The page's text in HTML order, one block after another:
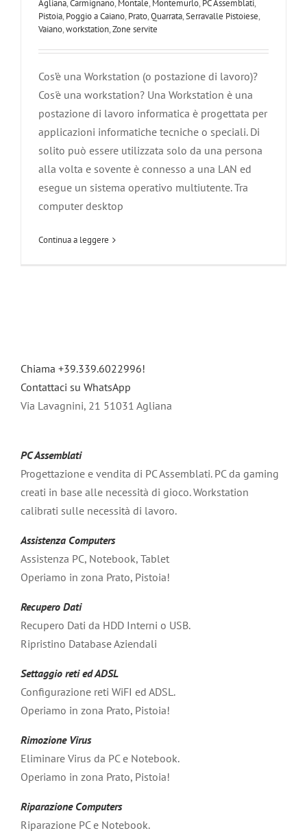
Agliana,Carmignano, Montale, Montemurlo, PC Assemblati,
Pistoia, Poggio a Caiano, Prato,Quarrata,Serravalle Pistoiese,
Vaiano,workstation,Zone servite
Cos’è una Workstation (o postazione di lavoro)?
Cos'è una workstation? Una Workstation è una
postazione di lavoro informatica è progettata per
applicazioni informatiche tecniche o speciali. Di
solito può essere utilizzata solo da una persona
alla volta e sovente è connesso a una LAN ed
esegue un sistema operativo multiutente. Tra
computer desktop
Continua a leggere
Chiama +39.339.6022996!
Contattaci su WhatsApp
Via Lavagnini, 21 51031 Agliana
PC Assemblati
Progettazione e vendita di PC Assemblati. PC da gaming
creati in base alle necessità di gioco. Workstation
calibrati sulle necessità di lavoro.
Assistenza Computers
Assistenza PC, Notebook, Tablet
Operiamo in zona Prato, Pistoia!
Recupero Dati
Recupero Dati da HDD Interni o USB.
Ripristino Database Aziendali
Settaggio reti ed ADSL
Configurazione reti WiFI ed ADSL.
Operiamo in zona Prato, Pistoia!
Rimozione Virus
Eliminare Virus da PC e Notebook.
Operiamo in zona Prato, Pistoia!
Riparazione Computers
Riparazione PC e Notebook.